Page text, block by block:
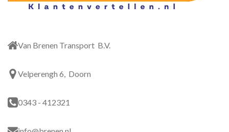
Van Brenen Transport B.V.
Velperengh 6, Doorn
0343 - 412321